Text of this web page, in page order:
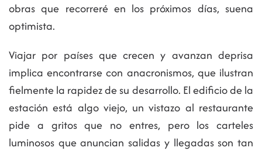
obras que recorreré en los próximos días, suena
optimista.
Viajar por países que crecen y avanzan deprisa
implica encontrarse con anacronismos, que ilustran
fielmente la rapidez de su desarrollo. El edificio de la
estación está algo viejo, un vistazo al restaurante
pide a gritos que no entres, pero los carteles
luminosos que anuncian salidas y llegadas son tan